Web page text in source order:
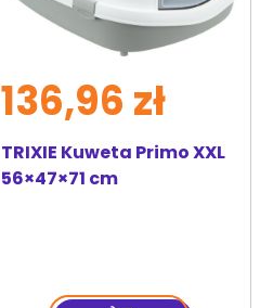
TRIXIE Kuweta Primo XXL
56×47×71 cm
136,96 zł